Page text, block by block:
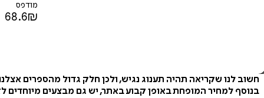
מודפס
68.6₪
חשוב לנו שקריאה תהיה תענוג נגיש, ולכן חלק גדול מהספרים
בנוסף למחיר המופחת באופן קבוע באתר, יש גם מבצעים מיוחדים